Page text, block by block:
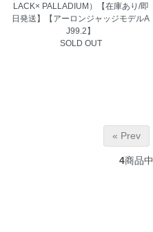
LACK× PALLADIUM）【在庫あり/即
日発送】【アーロンジャッジモデルA
J99.2】
SOLD OUT
« Prev
4商品中